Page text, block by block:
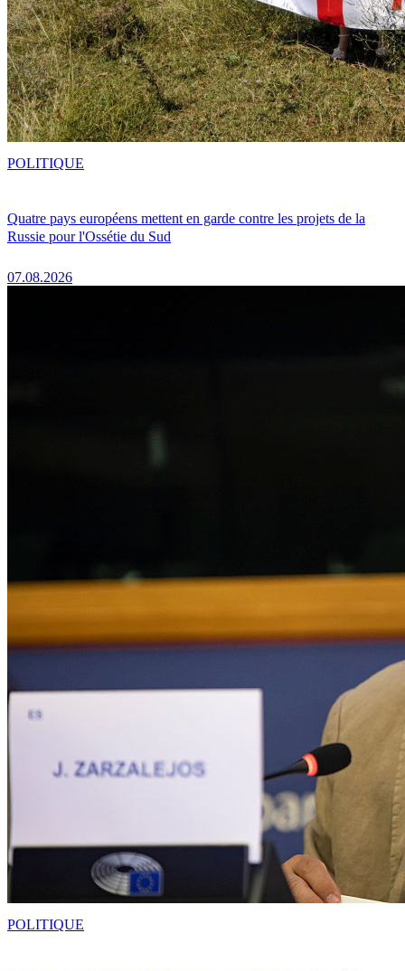
Quatre pays européens mettent en garde contre les projets de la
Russie pour l'Ossétie du Sud
07.08.2026
POLITIQUE
POLITIQUE